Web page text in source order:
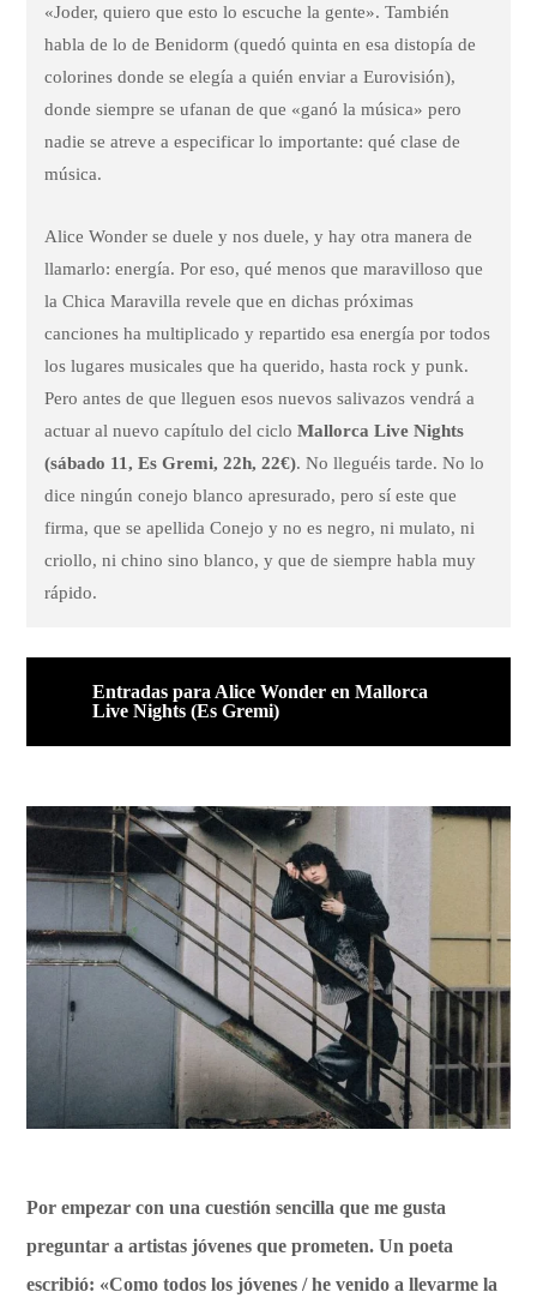
«Joder, quiero que esto lo escuche la gente». También
habla de lo de Benidorm (quedó quinta en esa distopía de
colorines donde se elegía a quién enviar a Eurovisión),
donde siempre se ufanan de que «ganó la música» pero
nadie se atreve a especificar lo importante: qué clase de
música.
Alice Wonder se duele y nos duele, y hay otra manera de
llamarlo: energía. Por eso, qué menos que maravilloso que
la Chica Maravilla revele que en dichas próximas
canciones ha multiplicado y repartido esa energía por todos
los lugares musicales que ha querido, hasta rock y punk.
Pero antes de que lleguen esos nuevos salivazos vendrá a
actuar al nuevo capítulo del cicloMallorca Live Nights
(sábado 11, Es Gremi, 22h, 22€). No lleguéis tarde. No lo
dice ningún conejo blanco apresurado, pero sí este que
firma, que se apellida Conejo y no es negro, ni mulato, ni
criollo, ni chino sino blanco, y que de siempre habla muy
rápido.
Entradas para Alice Wonder en Mallorca
Live Nights (Es Gremi)
Por empezar con una cuestión sencilla que me gusta
preguntar a artistas jóvenes que prometen. Un poeta
escribió: «Como todos los jóvenes / he venido a llevarme la